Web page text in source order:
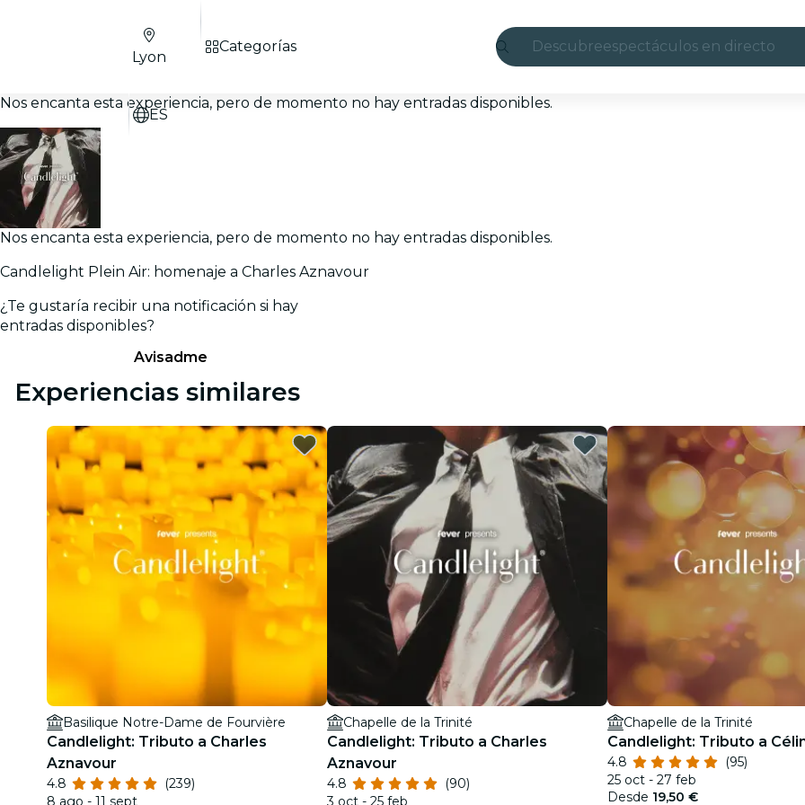
Descubreespectáculos en directo
restaurantes
cine
Lyon
ES
Categorías
Nos encanta esta experiencia, pero de momento no hay entradas disponibles.
Nos encanta esta experiencia, pero de momento no hay entradas disponibles.
Candlelight Plein Air: homenaje a Charles Aznavour
¿Te gustaría recibir una notificación si hay
entradas disponibles?
Avisadme
Experiencias similares
Basilique Notre-Dame de Fourvière
Candlelight: Tributo a Charles
Aznavour
4.8
(239)
8 ago - 11 sept
Chapelle de la Trinité
Candlelight: Tributo a Charles
Aznavour
4.8
(90)
3 oct - 25 feb
Chapelle de la Trinité
Candlelight: Tributo a
4.8
(95)
25 oct - 27 feb
Desde 19,50 €